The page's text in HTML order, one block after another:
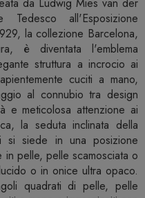
da Ludwig Mies van der
all'Esposizione
la collezione Barcelona,
è diventata l'emblema
struttura a incrocio ai
cuciti a mano,
al connubio tra design
e meticolosa attenzione ai
la seduta inclinata della
si siede in una posizione
in pelle, pelle scamosciata o
o in onice ultra opaco.
quadrati di pelle, pelle